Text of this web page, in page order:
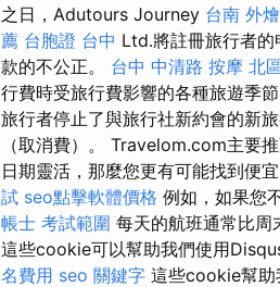
之日，Adutours Journey 台南 外燴
薦 台胞證 台中 Ltd.將註冊旅行者的
款的不公正。 台中 中清路 按摩 北
行費時受旅行費影響的各種旅遊季節
旅行者停止了與旅行社新約會的新
（取消費）。 Travelom.com主要
日期靈活，那麼您更有可能找到便宜
試 seo點擊軟體價格 例如，如果您
帳士 考試範圍 每天的航班通常比周
這些cookie可以幫助我們使用
名費用 seo 關鍵字 這些cookie幫助